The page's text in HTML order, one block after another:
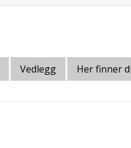
Vedlegg Her finner